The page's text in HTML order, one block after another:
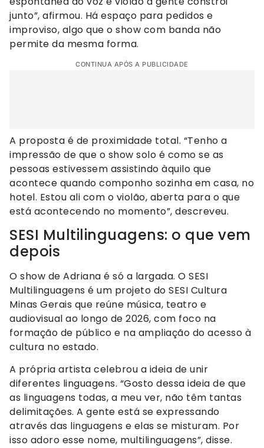
junto”, afirmou. Há espaço para pedidos e
improviso, algo que o show com banda não
permite da mesma forma.
CONTINUA APÓS A PUBLICIDADE
A proposta é de proximidade total. “Tenho a
impressão de que o show solo é como se as
pessoas estivessem assistindo àquilo que
acontece quando componho sozinha em casa, no
hotel. Estou ali com o violão, aberta para o que
está acontecendo no momento”, descreveu.
SESI Multilinguagens: o que vem
depois
O show de Adriana é só a largada. O SESI
Multilinguagens é um projeto do SESI Cultura
Minas Gerais que reúne música, teatro e
audiovisual ao longo de 2026, com foco na
formação de público e na ampliação do acesso à
cultura no estado.
A própria artista celebrou a ideia de unir
diferentes linguagens. “Gosto dessa ideia de que
as linguagens todas, a meu ver, não têm tantas
delimitações. A gente está se expressando
através das linguagens e elas se misturam. Por
isso adoro esse nome, multilinguagens”, disse.